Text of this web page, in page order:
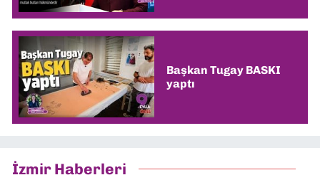
Başkan Tugay BASKI
yaptı
İzmir Haberleri